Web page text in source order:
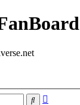
Suche